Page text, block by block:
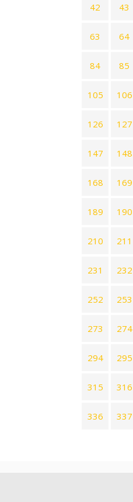
42 43
63 64
84 85
105 106
126 127
147 148
168 169
189 190
210 211
231 232
252 253
273 274
294 295
315 316
336 337